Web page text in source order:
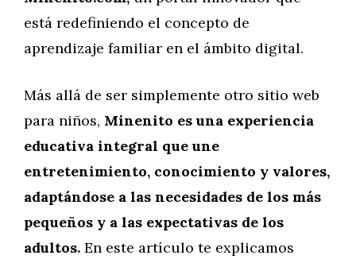
está redefiniendo el concepto de
aprendizaje familiar en el ámbito digital.
Más allá de ser simplemente otro sitio web
para niños, Minenito es una experiencia
educativa integral que une
entretenimiento, conocimiento y valores,
adaptándose a las necesidades de los más
pequeños y a las expectativas de los
adultos. En este artículo te explicamos